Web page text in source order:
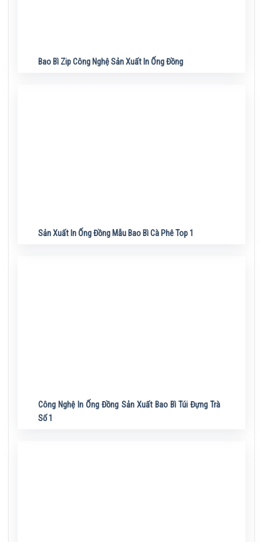
Bao Bì Zip Công Nghệ Sản Xuất In Ống Đồng
Sản Xuất In Ống Đồng Mẫu Bao Bì Cà Phê Top 1
Công Nghệ In Ống Đồng Sản Xuất Bao Bì Túi Đựng Trà
Số 1